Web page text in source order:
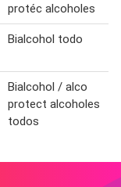
protéc alcoholes
Bialcohol todo
Bialcohol / alco
protect alcoholes
todos